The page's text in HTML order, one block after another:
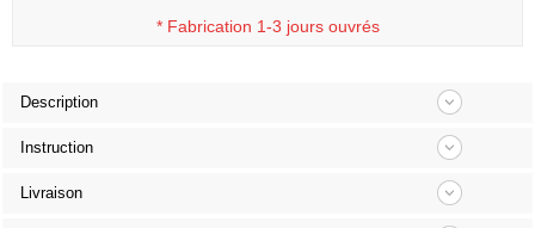
* Fabrication 1-3 jours ouvrés
Description
Instruction
Livraison